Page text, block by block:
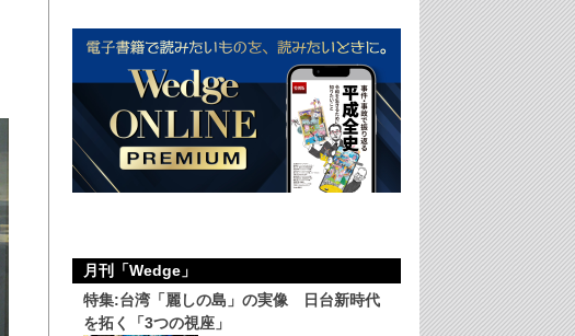
月刊「Wedge」
特集:台湾「麗しの島」の実像 日台新時代
を拓く「3つの視座」